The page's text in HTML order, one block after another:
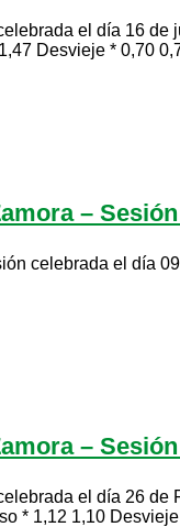
el día 16
Desvieje * 0,70
– Sesión
el día 09
– Sesión
el día 26
* 1,12 1,10